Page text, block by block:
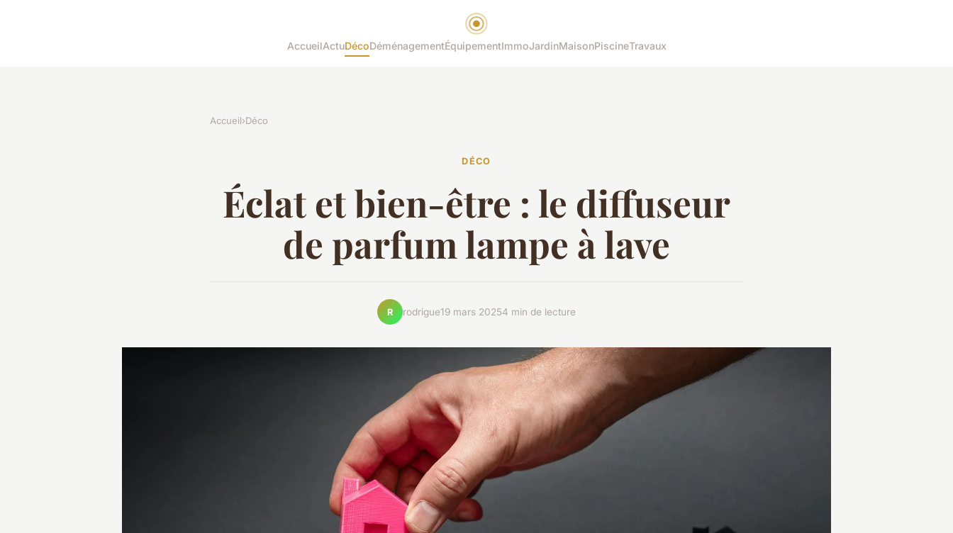
AccueilActuDécoDéménagementÉquipementImmoJardinMaisonPiscineTravaux
Accueil›Déco
DÉCO
Éclat et bien-être : le diffuseur
de parfum lampe à lave
R rodrigue19 mars 20254 min de lecture